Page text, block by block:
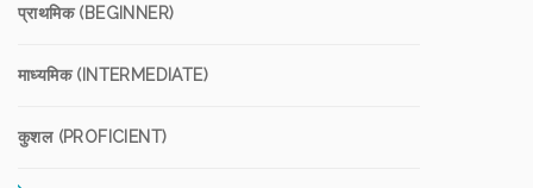
प्राथमिक (BEGINNER)
माध्यमिक (INTERMEDIATE)
कुशल (PROFICIENT)